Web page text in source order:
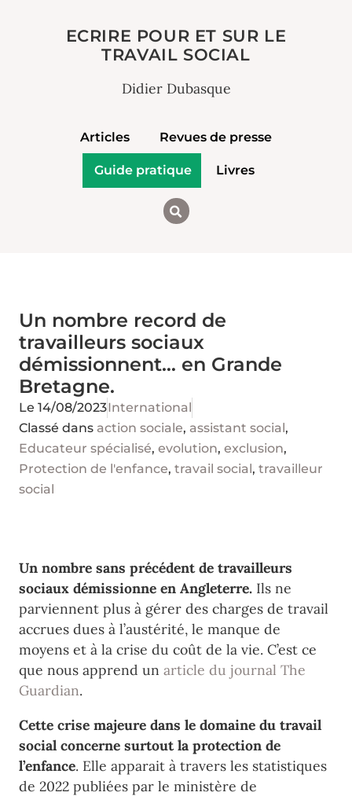
ECRIRE POUR ET SUR LE
TRAVAIL SOCIAL
Didier Dubasque
Articles Revues de presse
Guide pratique Livres
Un nombre record de
travailleurs sociaux
démissionnent… en Grande
Bretagne.
Le 14/08/2023International
Classé dans action sociale, assistant social,
Educateur spécialisé, evolution, exclusion,
Protection de l'enfance, travail social, travailleur
social
Un nombre sans précédent de travailleurs
sociaux démissionne en Angleterre. Ils ne
parviennent plus à gérer des charges de travail
accrues dues à l’austérité, le manque de
moyens et à la crise du coût de la vie. C’est ce
que nous apprend un article du journal The
Guardian.
Cette crise majeure dans le domaine du travail
social concerne surtout la protection de
l’enfance. Elle apparait à travers les statistiques
de 2022 publiées par le ministère de